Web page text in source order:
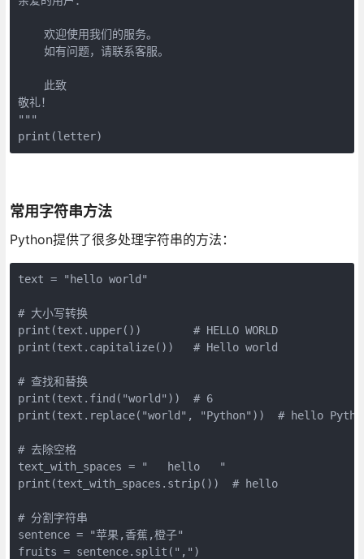
    欢迎使用我们的服务。
    如有问题，请联系客服。
    此致
敬礼！
"""
print(letter)
常用字符串方法
Python提供了很多处理字符串的方法：
text = "hello world"
# 大小写转换
print(text.upper())        # HELLO WORLD
print(text.capitalize())   # Hello world
# 查找和替换
print(text.find("world"))  # 6
print(text.replace("world", "Python"))  # hello
# 去除空格
text_with_spaces = "   hello   "
print(text_with_spaces.strip())  # hello
# 分割字符串
sentence = "苹果,香蕉,橙子"
fruits = sentence.split(",")